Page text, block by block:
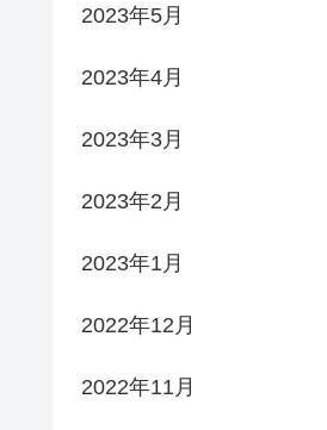
2023年5月
2023年4月
2023年3月
2023年2月
2023年1月
2022年12月
2022年11月